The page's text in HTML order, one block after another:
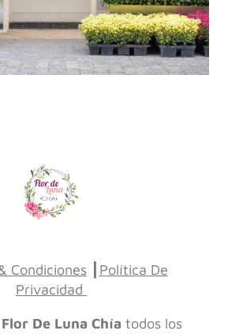
Condiciones┃ Política De
Privacidad
Flor De Luna Chía todos los